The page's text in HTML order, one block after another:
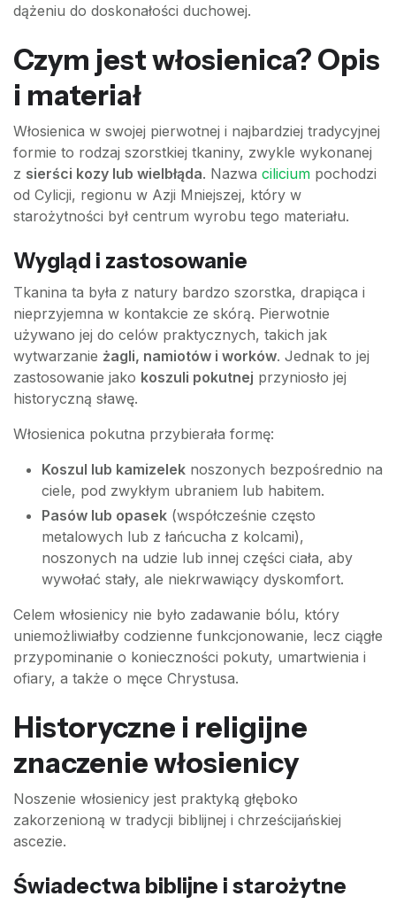
dążeniu do doskonałości duchowej.
Czym jest włosienica? Opis
i materiał
Włosienica w swojej pierwotnej i najbardziej tradycyjnej
formie to rodzaj szorstkiej tkaniny, zwykle wykonanej
z sierści kozy lub wielbłąda. Nazwa cilicium pochodzi
od Cylicji, regionu w Azji Mniejszej, który w
starożytności był centrum wyrobu tego materiału.
Wygląd i zastosowanie
Tkanina ta była z natury bardzo szorstka, drapiąca i
nieprzyjemna w kontakcie ze skórą. Pierwotnie
używano jej do celów praktycznych, takich jak
wytwarzanie żagli, namiotów i worków. Jednak to jej
zastosowanie jako koszuli pokutnej przyniosło jej
historyczną sławę.
Włosienica pokutna przybierała formę:
Koszul lub kamizelek noszonych bezpośrednio na
ciele, pod zwykłym ubraniem lub habitem.
Pasów lub opasek (współcześnie często
metalowych lub z łańcucha z kolcami),
noszonych na udzie lub innej części ciała, aby
wywołać stały, ale niekrwawiący dyskomfort.
Celem włosienicy nie było zadawanie bólu, który
uniemożliwiałby codzienne funkcjonowanie, lecz ciągłe
przypominanie o konieczności pokuty, umartwienia i
ofiary, a także o męce Chrystusa.
Historyczne i religijne
znaczenie włosienicy
Noszenie włosienicy jest praktyką głęboko
zakorzenioną w tradycji biblijnej i chrześcijańskiej
ascezie.
Świadectwa biblijne i starożytne